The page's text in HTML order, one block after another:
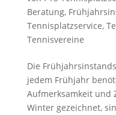
Beratung,
Tennisplatzservice,
Tennisvereine
Die
jedem Frühjahr
Aufmerksamkeit und
Winter gezeichnet,